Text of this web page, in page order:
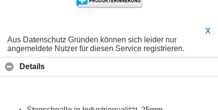
X
Aus Datenschutz Gründen können sich leider nur
angemeldete Nutzer für diesen Service registrieren.
Details